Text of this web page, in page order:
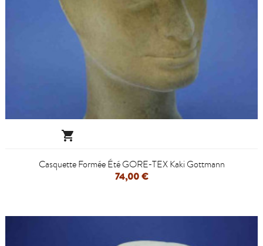

Casquette Formée Été GORE-TEX Kaki Gottmann
74,00 €